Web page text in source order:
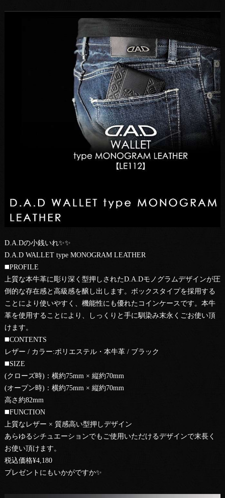
D.A.Dの小銭いれ✨✨
D.A.D WALLET type MONOGRAM LEATHER
◼️PROFILE
上質な本牛革に彫り深く型押しされたD.A.Dモノグラムデザインが圧
倒的な存在感と高級感を醸し出します。ボックスタイプを採用する
ことにより使いやすく、機能性にも優れたコインケースです。本牛
革を使用することにより、しっくりと手に馴染み末永くごお使い頂
けます。
◼️CONTENTS
レザー / カラー:ポリエステル・本牛革 / ブラック
◼️SIZE
(クローズ時)：横約75mm × 縦約70mm
(オープン時)：横約75mm × 縦約70mm
高さ約82mm
◼️FUNCTION
上質なレザー × 質感高い型押しデザイン
あらゆるシチュエーションでもご使用いただけるデザインで末長く
お使い頂けます。
税込価格¥4,180
プレゼントにもいかがですか✨